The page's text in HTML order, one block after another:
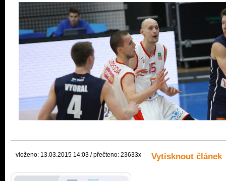
vloženo: 13.03.2015 14:03 / přečteno: 23633x Vytisknout článek